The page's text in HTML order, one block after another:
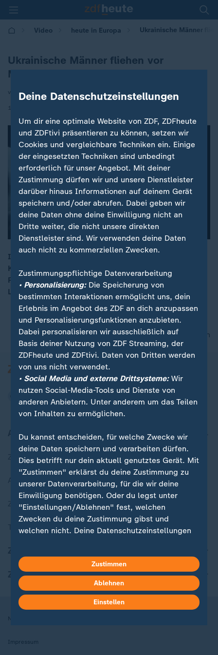
Video heute in Europa Ukrainische Männer
Ukrainische Männer fliehen vor
Militärdienst
von Alica Jung
13.01.2026 | 16:00
00:15
Immer mehr junge Ukrainer fliehen vor dem
Kriegsdienst. Für die Armee stellt das ein großes
Problem dar. Für die Männer ist es eine Frage von
Leben und Tod.
nach oben
Aktuell bei ZDFheute
Zuletzt veröffentlicht
Aktuelle Sendungs-Videos
ZDFheute Stories
Themen im Überblick
ZDFheute Apps
Nutzungsbedingungen
Impressum
Deine Datenschutzeinstellungen
Um dir eine optimale Website von ZDF, ZDFheute
und ZDFtivi präsentieren zu können, setzen wir
Cookies und vergleichbare Techniken ein. Einige
der eingesetzten Techniken sind unbedingt
erforderlich für unser Angebot. Mit deiner
Zustimmung dürfen wir und unsere Dienstleister
darüber hinaus Informationen auf deinem Gerät
speichern und/oder abrufen. Dabei geben wir
deine Daten ohne deine Einwilligung nicht an
Dritte weiter, die nicht unsere direkten
Dienstleister sind. Wir verwenden deine Daten
auch nicht zu kommerziellen Zwecken.
Zustimmungspflichtige Datenverarbeitung
• Personalisierung:Die Speicherung von
bestimmten Interaktionen ermöglicht uns, dein
Erlebnis im Angebot des ZDF an dich anzupassen
und Personalisierungsfunktionen anzubieten.
Dabei personalisieren wir ausschließlich auf
Basis deiner Nutzung von ZDF Streaming, der
ZDFheute und ZDFtivi. Daten von Dritten werden
von uns nicht verwendet.
• Social Media und externe Drittsysteme:Wir
nutzen Social-Media-Tools und Dienste von
anderen Anbietern. Unter anderem um das Teilen
von Inhalten zu ermöglichen.
Du kannst entscheiden, für welche Zwecke wir
deine Daten speichern und verarbeiten dürfen.
Dies betrifft nur dein aktuell genutztes Gerät. Mit
"Zustimmen" erklärst du deine Zustimmung zu
unserer Datenverarbeitung, für die wir deine
Einwilligung benötigen. Oder du legst unter
"Einstellungen/Ablehnen" fest, welchen
Zwecken du deine Zustimmung gibst und
welchen nicht. Deine Datenschutzeinstellungen
Hier findest du das Impressum.
Weitere Informationen findest du in unserer
Datenschutzerklärung.
Zustimmen
Ablehnen
Einstellen